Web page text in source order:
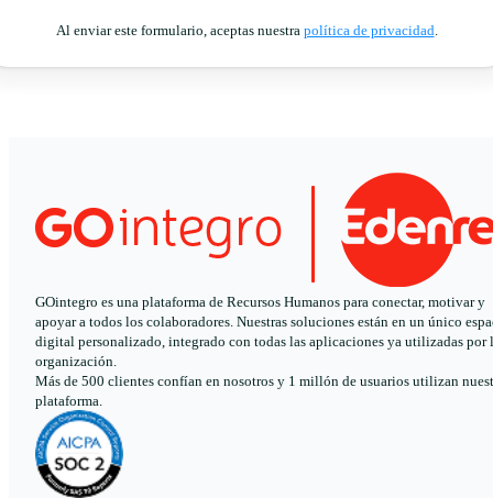
Al enviar este formulario, aceptas nuestra política de privacidad
GOintegro es una plataforma de Recursos Humanos para conectar, motivar y
apoyar a todos los colaboradores. Nuestras soluciones están en un único
digital personalizado, integrado con todas las aplicaciones ya utilizadas por
organización.
Más de 500 clientes confían en nosotros y 1 millón de usuarios utilizan
plataforma.